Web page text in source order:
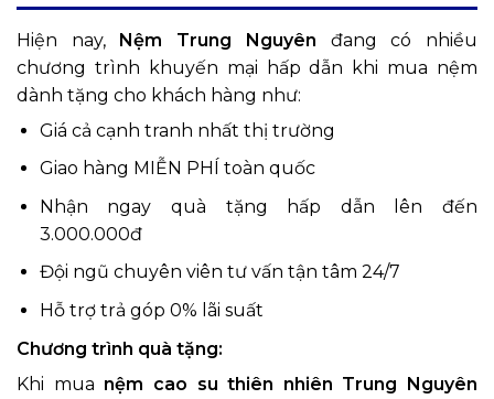
Hiện nay, Nệm Trung Nguyên đang có nhiều
chương trình khuyến mại hấp dẫn khi mua nệm
dành tặng cho khách hàng như:
Giá cả cạnh tranh nhất thị trường
Giao hàng MIỄN PHÍ toàn quốc
Nhận ngay quà tặng hấp dẫn lên đến
3.000.000đ
Đội ngũ chuyên viên tư vấn tận tâm 24/7
Hỗ trợ trả góp 0% lãi suất
Chương trình quà tặng:
Khi mua nệm cao su thiên nhiên Trung Nguyên